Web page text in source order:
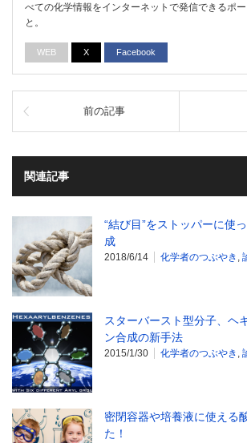
べての化学情報をインターネットで発信できるポ
と。
WEB X Facebook
前の記事
関連記事
“結び目”をストッパーに使
成
2018/6/14 化学者のつぶやき ,
スターバースト型分子、ヘ
ン合成の新手法
2015/1/30 化学者のつぶやき ,
密閉容器や培養液に使える
た！